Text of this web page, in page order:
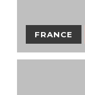
FRANCE